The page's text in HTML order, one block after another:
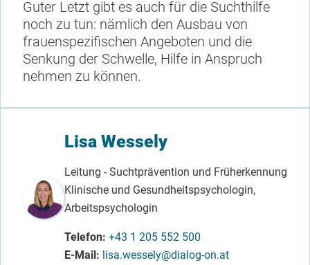
Guter Letzt gibt es auch für die Suchthilfe
noch zu tun: nämlich den Ausbau von
frauenspezifischen Angeboten und die
Senkung der Schwelle, Hilfe in Anspruch
nehmen zu können.
Lisa Wessely
Leitung - Suchtprävention und Früherkennung
Klinische und Gesundheitspsychologin,
Arbeitspsychologin
Telefon +43 1 205 552 500
E-Mail lisa.wessely@dialog-on.at